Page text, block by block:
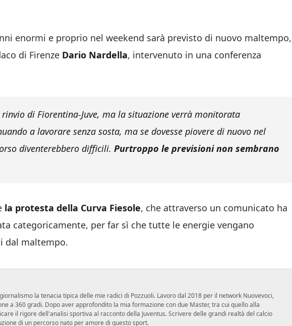
enormi e proprio nel weekend sarà previsto di nuovo maltempo,
di Firenze Dario Nardella, intervenuto in una conferenza
di Fiorentina-Juve, ma la situazione verrà monitorata
a lavorare senza sosta, ma se dovesse piovere di nuovo nel
diventerebbero difficili. Purtroppo le previsioni non sembrano
la protesta della Curva Fiesole, che attraverso un comunicato ha
categoricamente, per far sì che tutte le energie vengano
dal maltempo.
la tenacia tipica delle mie radici di Pozzuoli. Lavoro dal 2018 per il network Nuovevoci,
a 360 gradi. Dopo aver approfondito la mia formazione con due Master, tra cui quello alla
il rigore dell'analisi sportiva al racconto della Juventus. Scrivere delle grandi realtà del calcio
di un percorso nato per amore di questo sport.